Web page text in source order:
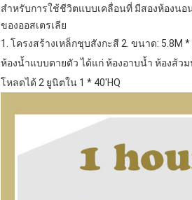
สำหรับการใช้ชีวิตแบบเคลื่อนที่ มีสองห้องน
ของออสเตรเลีย
1. โครงสร้างเหล็กชุบสังกะสี 2. ขนาด: 5.8M *
ห้องน้ำแบบตายตัว ได้แก่ ห้องอาบน้ำ ห้องส้ว
โหลดได้ 2 ยูนิตใน 1 * 40'HQ